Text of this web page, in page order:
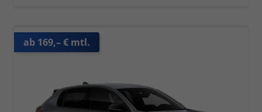
ab 169,– € mtl.